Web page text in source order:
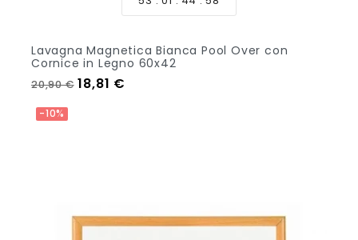
Lavagna Magnetica Bianca Pool Over con
Cornice in Legno 60x42
Prezzo regolare
20,90 € Prezzo
18,81 €
-10%